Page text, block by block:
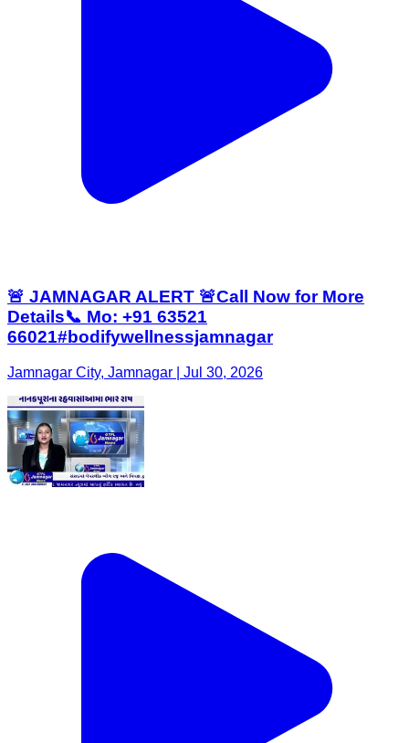
🚨 JAMNAGAR ALERT 🚨Call Now for More
Details📞 Mo: +91 63521
66021#bodifywellnessjamnagar
Jamnagar City, Jamnagar | Jul 30, 2026